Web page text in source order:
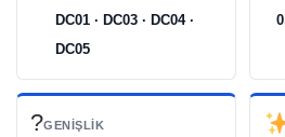
DC01 · DC03 · DC04 ·
DC05
?GENIŞLIK